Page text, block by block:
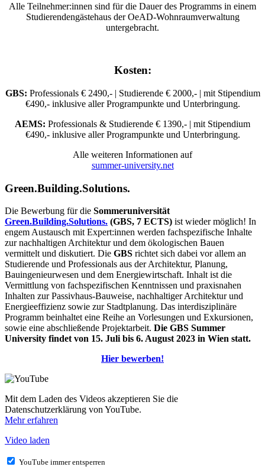
Alle Teilnehmer:innen sind für die Dauer des Programms in einem
Studierendengästehaus der OeAD-Wohnraumverwaltung
untergebracht.
Kosten:
GBS: Professionals € 2490,- | Studierende € 2000,- | mit Stipendium
€490,- inklusive aller Programpunkte und Unterbringung.
AEMS: Professionals & Studierende € 1390,- | mit Stipendium
€490,- inklusive aller Programpunkte und Unterbringung.
Alle weiteren Informationen auf
summer-university.net
Green.Building.Solutions.
Die Bewerbung für die Sommeruniversität
Green.Building.Solutions. (GBS, 7 ECTS) ist wieder möglich! In
engem Austausch mit Expert:innen werden fachspezifische Inhalte
zur nachhaltigen Architektur und dem ökologischen Bauen
vermittelt und diskutiert. Die GBS richtet sich dabei vor allem an
Studierende und Professionals aus der Architektur, Planung,
Bauingenieurwesen und dem Energiewirtschaft. Inhalt ist die
Vermittlung von fachspezifischen Kenntnissen und praxisnahen
Inhalten zur Passivhaus-Bauweise, nachhaltiger Architektur und
Energieeffizienz sowie zur Stadtplanung. Das interdisziplinäre
Programm beinhaltet eine Reihe an Vorlesungen und Exkursionen,
sowie eine abschließende Projektarbeit. Die GBS Summer
University findet von 15. Juli bis 6. August 2023 in Wien statt.
Hier bewerben!
Mit dem Laden des Videos akzeptieren Sie die
Datenschutzerklärung von YouTube.
Mehr erfahren
Video laden
YouTube immer entsperren